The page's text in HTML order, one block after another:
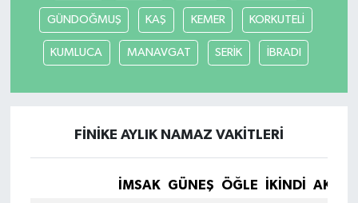
GÜNDOĞMUŞ KAŞ KEMER KORKUTELİ
KUMLUCA MANAVGAT SERİK İBRADI
FİNİKE AYLIK NAMAZ VAKITLERI
İMSAK GÜNEŞ ÖĞLE İKINDI